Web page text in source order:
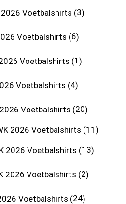
Voetbalshirts 3
Voetbalshirts 6
Voetbalshirts 1
Voetbalshirts 4
Voetbalshirts 20
2026 Voetbalshirts 11
2026 Voetbalshirts 13
2026 Voetbalshirts 2
Voetbalshirts 24